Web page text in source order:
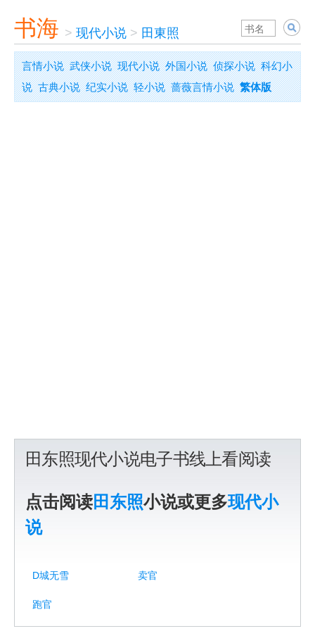
书海 > 现代小说 > 田東照
言情小说 武侠小说 现代小说 外国小说 侦探小说 科幻小
说 古典小说 纪实小说 轻小说 蔷薇言情小说 繁体版
田东照现代小说电子书线上看阅读
点击阅读田东照小说或更多现代小
说
D城无雪 卖官
跑官